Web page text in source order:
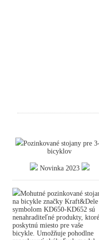
Pozinkované stojany pre
bicyklov
Novinka 2023
Mohutné pozinkované
na bicykle značky Kraft&Dele
symbolom KD650-KD652 sú
nenahraditeľné produkty, ktoré
poskytnú miesto pre vaše
bicykle. Umožňuje pohodlne